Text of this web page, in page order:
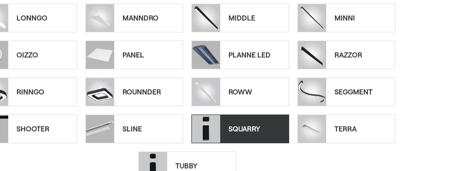
LONNGO MANNDRO MIDDLE MINNI
OIZZO PANEL PLANNE LED RAZZOR
RINNGO ROUNNDER ROWW SEGGMENT
SHOOTER SLINE SQUARRY TERRA
TUBBY